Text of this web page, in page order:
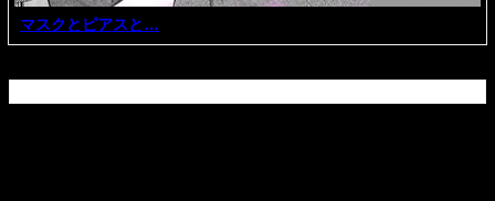
マスクとピアスと…